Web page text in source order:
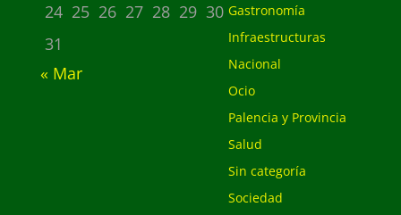
24 25 26 27 28 29 30
31
« Mar
Gastronomía
Infraestructuras
Nacional
Ocio
Palencia y Provincia
Salud
Sin categoría
Sociedad